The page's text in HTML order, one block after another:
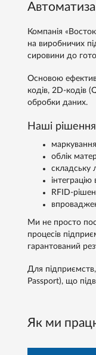
Компанія
на виробничих
сировини до
Основою
кодів, 2D-кодів
обробки даних.
Наші
облік
складську
RFID-
Ми не просто
процесів
гарантований
Для
Passport), що
Як ми